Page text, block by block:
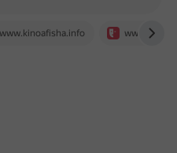
www.kinoafisha.info www.kino-